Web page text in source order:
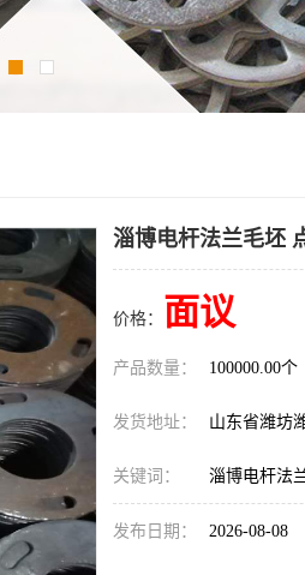
淄博电杆法兰毛坯
价格： 面议
产品数量： 100000.00个
发货地址： 山东省潍坊
关键词： 淄博电杆法
发布日期： 2026-08-08